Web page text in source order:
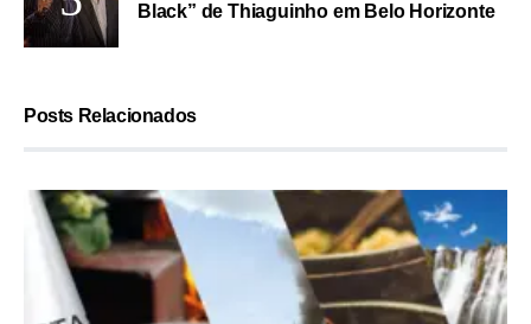
Black” de Thiaguinho em Belo Horizonte
Posts Relacionados